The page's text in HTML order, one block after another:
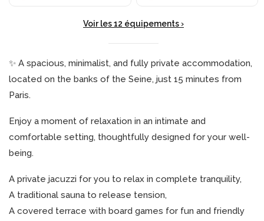
Voir les 12 équipements ›
✨ A spacious, minimalist, and fully private accommodation,
located on the banks of the Seine, just 15 minutes from
Paris.
Enjoy a moment of relaxation in an intimate and
comfortable setting, thoughtfully designed for your well-
being.
A private jacuzzi for you to relax in complete tranquility,
A traditional sauna to release tension,
A covered terrace with board games for fun and friendly